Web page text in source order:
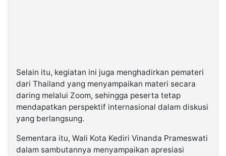
Selain itu, kegiatan ini juga menghadirkan pemateri
dari Thailand yang menyampaikan materi secara
daring melalui Zoom, sehingga peserta tetap
mendapatkan perspektif internasional dalam diskusi
yang berlangsung.
Sementara itu, Wali Kota Kediri Vinanda Prameswati
dalam sambutannya menyampaikan apresiasi